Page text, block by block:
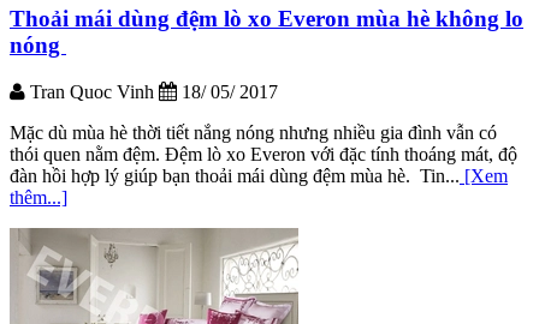
Thoải mái dùng đệm lò xo Everon mùa hè không lo
nóng
Tran Quoc Vinh
18/ 05/ 2017
Mặc dù mùa hè thời tiết nắng nóng nhưng nhiều gia đình vẫn có
thói quen nằm đệm. Đệm lò xo Everon với đặc tính thoáng mát, độ
đàn hồi hợp lý giúp bạn thoải mái dùng đệm mùa hè. Tin... [Xem
thêm...]